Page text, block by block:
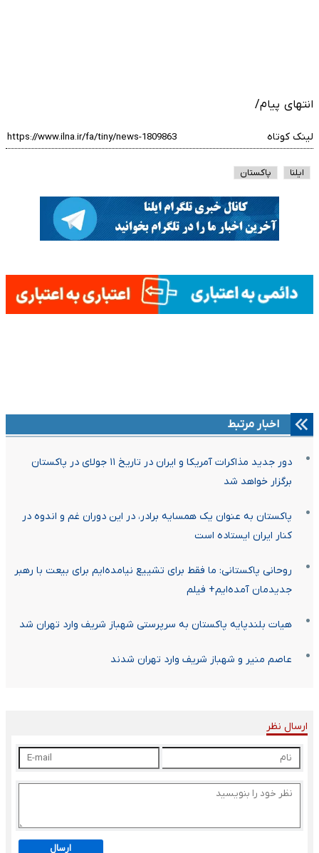
انتهای پیام/
لینک کوتاه
ایلنا پاکستان
اخبار مرتبط
دور جدید مذاکرات آمریکا و ایران در تاریخ ۱۱ جولای در پاکستان
برگزار خواهد شد
پاکستان به عنوان یک همسایه برادر، در این دوران غم و اندوه در
کنار ایران ایستاده است
روحانی پاکستانی: ما فقط برای تشییع نیامده‌ایم برای بیعت با رهبر
جدیدمان آمده‌ایم+ فیلم
هیات بلندپایه پاکستان به سرپرستی شهباز شریف وارد تهران شد
عاصم منیر و شهباز شریف وارد تهران شدند
ارسال نظر
ارسال